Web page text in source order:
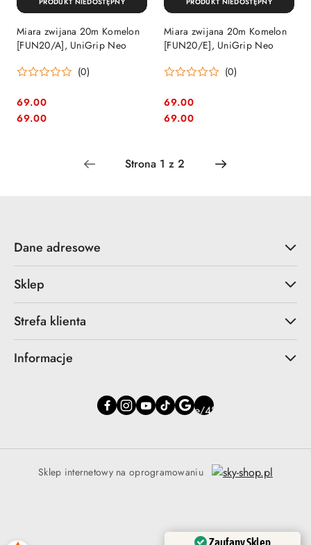
Miara zwijana 20m Komelon
[FUN20/A], UniGrip Neo
(0)
Cena:
69.00
Cena:
69.00
Miara zwijana 20m Komelon
[FUN20/E], UniGrip Neo
(0)
Cena:
69.00
Cena:
69.00
Dane adresowe
Sklep
Strefa klienta
Informacje
Sklep internetowy na oprogramowaniu
Zaufany Sklep